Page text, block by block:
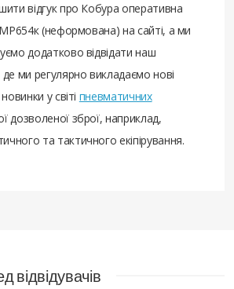
відгук про Кобура оперативна
(неформована) на сайті, а ми
додатково відвідати наш
де ми регулярно викладаємо нові
у світі пневматичних
дозволеної зброї, наприклад,
та тактичного екіпірування.
відвідувачів